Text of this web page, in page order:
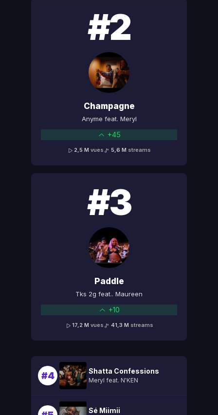
#2
Champagne
Anyme feat. Meryl
+45
2,5 M vues 5,6 M streams
#3
Paddle
Tks 2g feat.. Maureen
+10
17,2 M vues 41,3 M streams
#4 Shatta Confessions
Meryl feat. N'KEN
Sé Miimii